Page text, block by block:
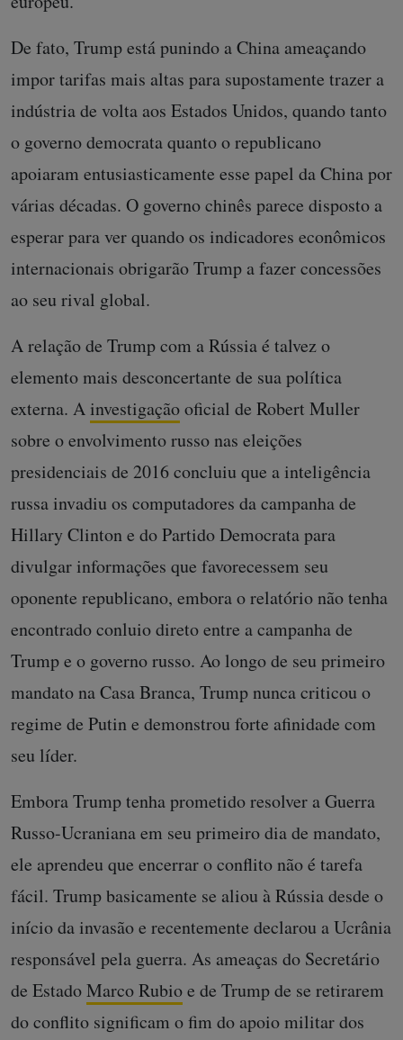
De fato, Trump está punindo a China ameaçando
impor tarifas mais altas para supostamente trazer a
indústria de volta aos Estados Unidos, quando tanto
o governo democrata quanto o republicano
apoiaram entusiasticamente esse papel da China por
várias décadas. O governo chinês parece disposto a
esperar para ver quando os indicadores econômicos
internacionais obrigarão Trump a fazer concessões
ao seu rival global.
A relação de Trump com a Rússia é talvez o
elemento mais desconcertante de sua política
externa. Ainvestigaçãooficial de Robert Muller
sobre o envolvimento russo nas eleições
presidenciais de 2016 concluiu que a inteligência
russa invadiu os computadores da campanha de
Hillary Clinton e do Partido Democrata para
divulgar informações que favorecessem seu
oponente republicano, embora o relatório não tenha
encontrado conluio direto entre a campanha de
Trump e o governo russo. Ao longo de seu primeiro
mandato na Casa Branca, Trump nunca criticou o
regime de Putin e demonstrou forte afinidade com
seu líder.
Embora Trump tenha prometido resolver a Guerra
Russo-Ucraniana em seu primeiro dia de mandato,
ele aprendeu que encerrar o conflito não é tarefa
fácil. Trump basicamente se aliou à Rússia desde o
início da invasão e recentemente declarou a Ucrânia
responsável pela guerra. As ameaças do Secretário
de EstadoMarco Rubioe de Trump de se retirarem
do conflito significam o fim do apoio militar dos